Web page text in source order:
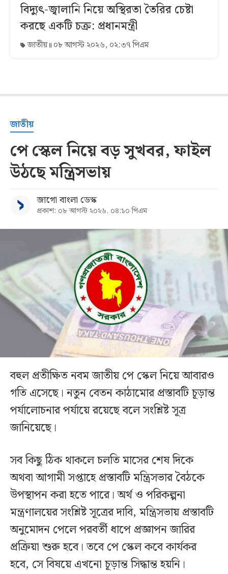
বিদ্যুৎ-জ্বালানি নিয়ে অস্থিরতা তৈরির চেষ্টা
করছে একটি চক্র: প্রধানমন্ত্রী
জাতীয় ০৮ আগস্ট ২০২৬, ০২:৩৭ পিএম
জাতীয়
পে স্কেল নিয়ে বড় সুখবর, ফাইল
উঠছে মন্ত্রিসভায়
জাগো বাংলা ডেস্ক
প্রকাশ: ০৮ আগস্ট ২০২৬, ০৪:১০ পিএম
বহুল প্রতীক্ষিত নবম জাতীয় পে স্কেল নিয়ে আবারও
গতি এসেছে। নতুন বেতন কাঠামোর প্রস্তাবটি চূড়ান্ত
পর্যালোচনার পর্যায়ে রয়েছে বলে সংশ্লিষ্ট সূত্র
জানিয়েছে।
সব কিছু ঠিক থাকলে চলতি মাসের শেষ দিকে
অথবা আগামী সপ্তাহে প্রস্তাবটি মন্ত্রিসভার বৈঠকে
উপস্থাপন করা হতে পারে। অর্থ ও পরিকল্পনা
মন্ত্রণালয়ের সংশ্লিষ্ট সূত্রের দাবি, মন্ত্রিসভায় প্রস্তাবটি
অনুমোদন পেলে পরবর্তী ধাপে প্রজ্ঞাপন জারির
প্রক্রিয়া শুরু হবে। তবে পে স্কেল কবে কার্যকর
হবে, সে বিষয়ে এখনো চূড়ান্ত সিদ্ধান্ত হয়নি।